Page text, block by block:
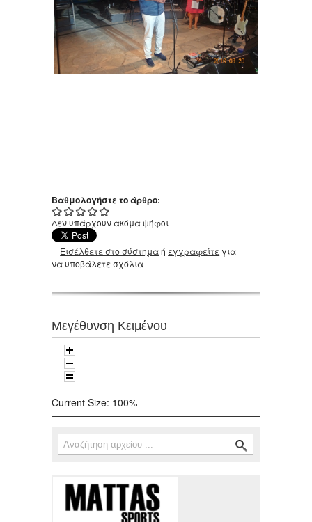
Βαθμολογήστε το άρθρο:
Δεν υπάρχουν ακόμα ψήφοι
Εισέλθετε στο σύστημαή εγγραφείτε για
να υποβάλετε σχόλια
Μεγέθυνση Κειμένου
Current Size: 100%
Φόρμα αναζήτησης
Αναζήτηση